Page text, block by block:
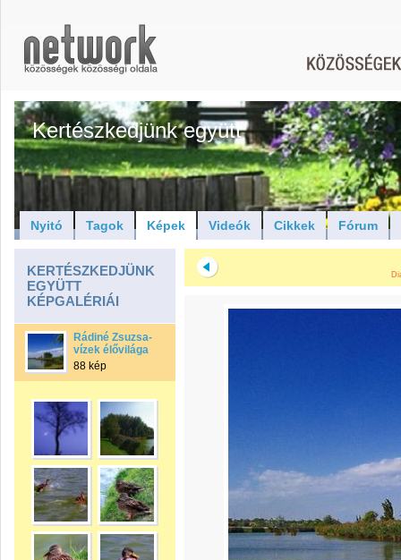
Kertészkedjünk együtt
Nyitó Tagok Képek Videók Cikkek Fórum
KERTÉSZKEDJÜNK
EGYÜTT
KÉPGALÉRIÁI
Rádiné Zsuzsa-
vízek élővilága
88 kép